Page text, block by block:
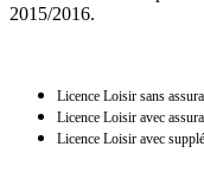
2015/2016.
Licence Loisir sans
Licence Loisir avec
Licence Loisir avec